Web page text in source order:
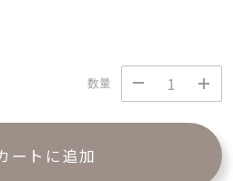
数量
ートに追加